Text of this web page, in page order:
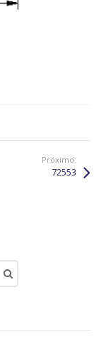
Próximo:
72553